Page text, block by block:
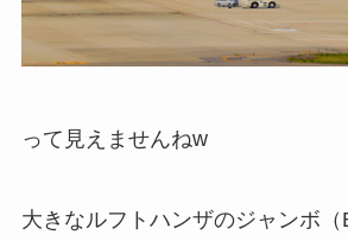
って見えませんねw
大きなルフトハンザのジャンボ